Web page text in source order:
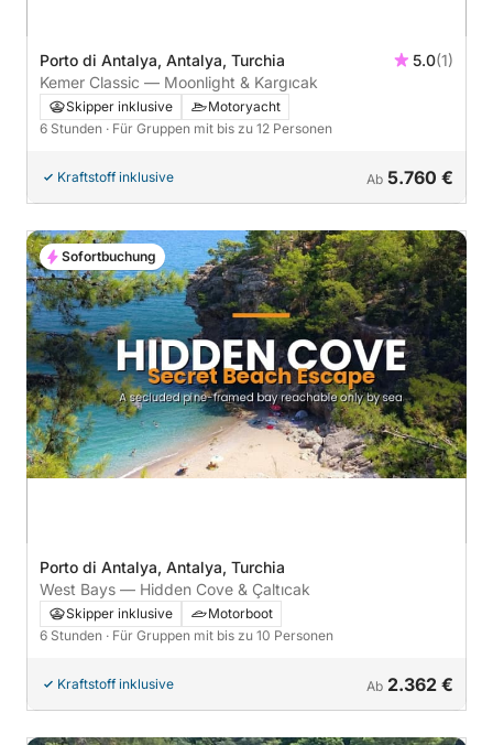
Porto di Antalya, Antalya, Turchia 5.0(1)
Kemer Classic — Moonlight & Kargıcak
Skipper inklusive
Motoryacht
6 Stunden · Für Gruppen mit bis zu 12 Personen
Kraftstoff inklusive Ab 5.760 €
Porto di Antalya, Antalya, Turchia
West Bays — Hidden Cove & Çaltıcak
Skipper inklusive
Motorboot
6 Stunden · Für Gruppen mit bis zu 10 Personen
Kraftstoff inklusive Ab 2.362 €
Sofortbuchung